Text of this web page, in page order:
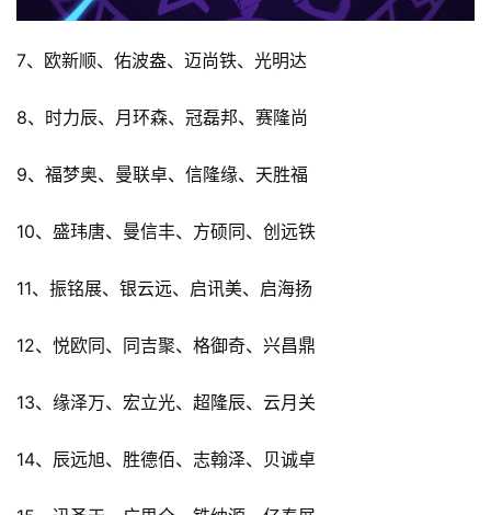
7、欧新顺、佑波盎、迈尚铁、光明达
8、时力辰、月环森、冠磊邦、赛隆尚
9、福梦奥、曼联卓、信隆缘、天胜福
10、盛玮唐、曼信丰、方硕同、创远铁
11、振铭展、银云远、启讯美、启海扬
12、悦欧同、同吉聚、格御奇、兴昌鼎
13、缘泽万、宏立光、超隆辰、云月关
14、辰远旭、胜德佰、志翰泽、贝诚卓